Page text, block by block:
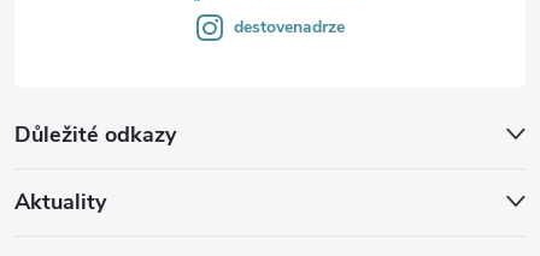
Důležité odkazy
Aktuality
destovenadrze